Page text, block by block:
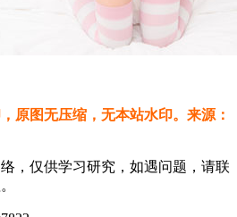
原图无压缩，无本站水印。来源：
，仅供学习研究，如遇问题，请联